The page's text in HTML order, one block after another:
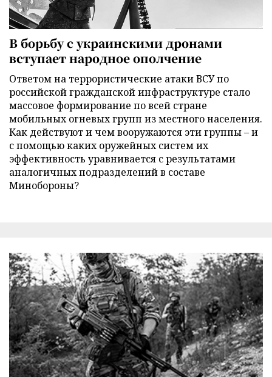
В борьбу с украинскими дронами
вступает народное ополчение
Ответом на террористические атаки ВСУ по
российской гражданской инфраструктуре стало
массовое формирование по всей стране
мобильных огневых групп из местного населения.
Как действуют и чем вооружаются эти группы – и
с помощью каких оружейных систем их
эффективность уравнивается с результатами
аналогичных подразделений в составе
Минобороны?